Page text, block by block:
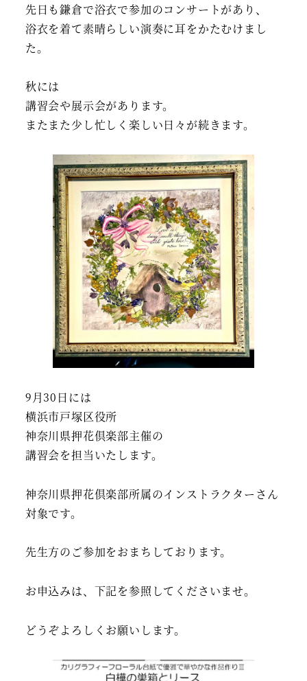
先日も鎌倉で浴衣で参加のコンサートがあり、
浴衣を着て素晴らしい演奏に耳をかたむけまし
た。
秋には
講習会や展示会があります。
またまた少し忙しく楽しい日々が続きます。
9月30日には
横浜市戸塚区役所
神奈川県押花倶楽部主催の
講習会を担当いたします。
神奈川県押花倶楽部所属のインストラクターさん
対象です。
先生方のご参加をおまちしております。
お申込みは、下記を参照してくださいませ。
どうぞよろしくお願いします。